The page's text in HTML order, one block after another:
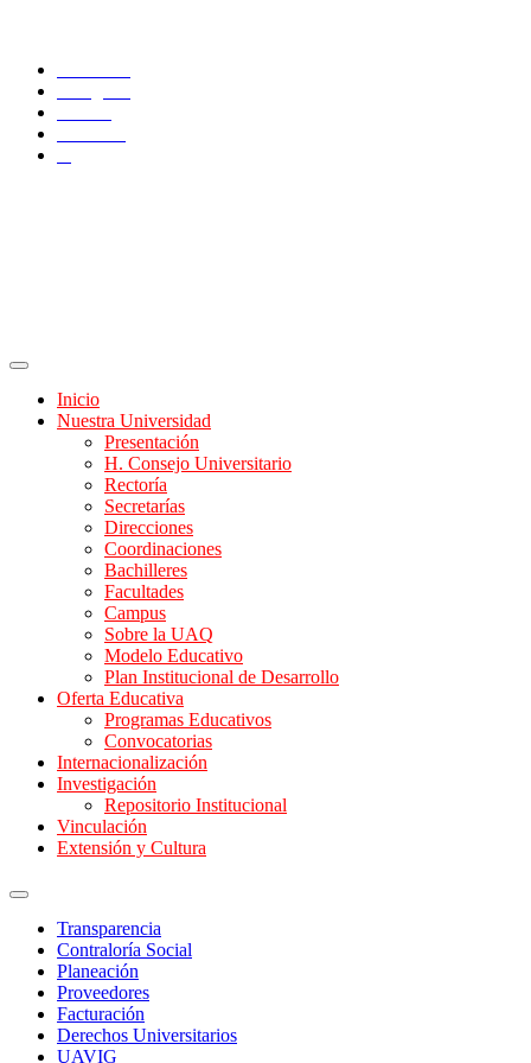
Inicio
Nuestra Universidad
Presentación
H. Consejo Universitario
Rectoría
Secretarías
Direcciones
Coordinaciones
Bachilleres
Facultades
Campus
Sobre la UAQ
Modelo Educativo
Plan Institucional de Desarrollo
Oferta Educativa
Programas Educativos
Convocatorias
Internacionalización
Investigación
Repositorio Institucional
Vinculación
Extensión y Cultura
Transparencia
Contraloría Social
Planeación
Proveedores
Facturación
Derechos Universitarios
UAVIG